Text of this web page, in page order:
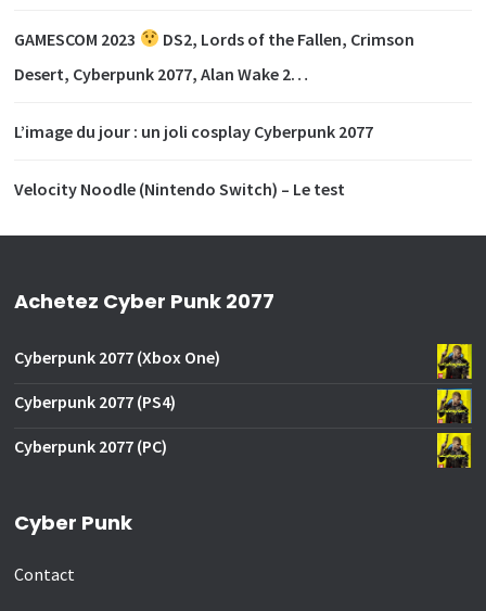
GAMESCOM 2023
DS2, Lords of the Fallen, Crimson
Desert, Cyberpunk 2077, Alan Wake 2…
L’image du jour : un joli cosplay Cyberpunk 2077
Velocity Noodle (Nintendo Switch) – Le test
Achetez Cyber Punk 2077
Cyberpunk 2077 (Xbox One)
Cyberpunk 2077 (PS4)
Cyberpunk 2077 (PC)
Cyber Punk
Contact